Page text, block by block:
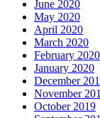
June 2020
May 2020
April 2020
March 2020
February 2020
January 2020
December
November
October 2019